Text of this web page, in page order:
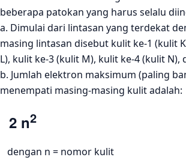
beberapa patokan yang harus selalu
a. Dimulai dari lintasan yang terdekat
masing lintasan disebut kulit ke-1 (kulit
L), kulit ke-3 (kulit M), kulit ke-4 (kulit N),
b. Jumlah elektron maksimum (paling
menempati masing-masing kulit adalah:
2 n2
dengan n = nomor kulit